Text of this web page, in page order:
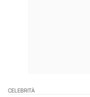
CELEBRITÀ